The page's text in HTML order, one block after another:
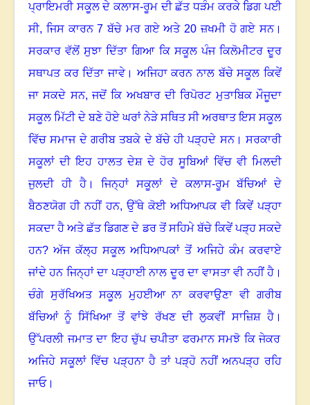
ਪ੍ਰਾਇਮਰੀ ਸਕੂਲ ਦੇ ਕਲਾਸ-ਰੂਮ ਦੀ ਛੱਤ ਧੜੰਮ ਕਰਕੇ ਡਿਗ ਪਈ
ਸੀ, ਜਿਸ ਕਾਰਨ 7 ਬੱਚੇ ਮਰ ਗਏ ਅਤੇ 20 ਜ਼ਖਮੀ ਹੋ ਗਏ ਸਨ।
ਸਰਕਾਰ ਵੱਲੋਂ ਸੁਝਾ ਦਿੱਤਾ ਗਿਆ ਕਿ ਸਕੂਲ ਪੰਜ ਕਿਲੋਮੀਟਰ ਦੂਰ
ਸਥਾਪਤ ਕਰ ਦਿੱਤਾ ਜਾਵੇ। ਅਜਿਹਾ ਕਰਨ ਨਾਲ ਬੱਚੇ ਸਕੂਲ ਕਿਵੇਂ
ਜਾ ਸਕਦੇ ਸਨ,ਜਦੋਂ ਕਿ ਅਖਬਾਰ ਦੀ ਰਿਪੋਰਟ ਮੁਤਾਬਿਕ ਮੌਜੂਦਾ
ਸਕੂਲ ਮਿੱਟੀ ਦੇ ਬਣੇ ਹੋਏ ਘਰਾਂ ਨੇੜੇ ਸਥਿਤ ਸੀ ਅਰਥਾਤ ਇਸ ਸਕੂਲ
ਵਿੱਚ ਸਮਾਜ ਦੇ ਗਰੀਬ ਤਬਕੇ ਦੇ ਬੱਚੇ ਹੀ ਪੜ੍ਹਦੇ ਸਨ। ਸਰਕਾਰੀ
ਸਕੂਲਾਂ ਦੀ ਇਹ ਹਾਲਤ ਦੇਸ਼ ਦੇ ਹੋਰ ਸੂਬਿਆਂ ਵਿੱਚ ਵੀ ਮਿਲਦੀ
ਜੁਲਦੀ ਹੀ ਹੈ।
ਜਿਨ੍ਹਾਂ ਸਕੂਲਾਂ ਦੇ ਕਲਾਸ-ਰੂਮ ਬੱਚਿਆਂ ਦੇ
ਬੈਠਣਯੋਗ ਹੀ ਨਹੀਂ ਹਨ, ਉੱਥੇ ਕੋਈ ਅਧਿਆਪਕ ਵੀ ਕਿਵੇਂ ਪੜ੍ਹਾ
ਸਕਦਾ ਹੈ ਅਤੇ ਛੱਤ ਡਿਗਣ ਦੇ ਡਰ ਤੋਂ ਸਹਿਮੇ ਬੱਚੇ ਕਿਵੇਂ ਪੜ੍ਹ ਸਕਦੇ
ਹਨ?ਅੱਜ ਕੱਲ੍ਹ ਸਕੂਲ ਅਧਿਆਪਕਾਂ ਤੋਂ ਅਜਿਹੇ ਕੰਮ ਕਰਵਾਏ
ਜਾਂਦੇ ਹਨ ਜਿਨ੍ਹਾਂ ਦਾ ਪੜ੍ਹਾਈ ਨਾਲ ਦੂਰ ਦਾ ਵਾਸਤਾ ਵੀ ਨਹੀਂ ਹੈ ।
ਚੰਗੇ ਸੁਰੱਖਿਅਤ ਸਕੂਲ ਮੁਹਈਆ ਨਾ ਕਰਵਾਉਣਾ ਵੀ ਗਰੀਬ
ਬੱਚਿਆਂ ਨੂੰ ਸਿੱਖਿਆ ਤੋਂ ਵਾਂਝੇ ਰੱਖਣ ਦੀ ਲੁਕਵੀਂ ਸਾਜ਼ਿਸ਼ ਹੈ ।
ਉੱਪਰਲੀ ਜਮਾਤ ਦਾ ਇਹ ਚੁੱਪ ਚਪੀਤਾ ਫਰਮਾਨ ਸਮਝੋ ਕਿ ਜੇਕਰ
ਅਜਿਹੇ ਸਕੂਲਾਂ ਵਿੱਚ ਪੜ੍ਹਨਾ ਹੈ ਤਾਂ ਪੜ੍ਹੋ ਨਹੀਂ ਅਨਪੜ੍ਹ ਰਹਿ
ਜਾਓ।